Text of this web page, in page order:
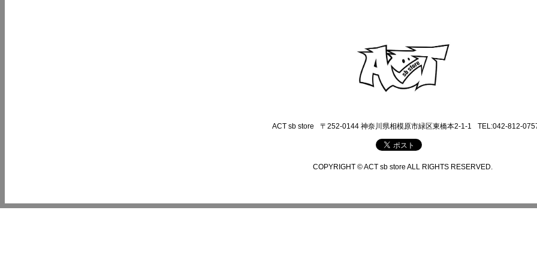
ACT sb store 〒252-0144 神奈川県相模原市緑区東橋本2-1-1 TEL:042-812-
COPYRIGHT © ACT sb store ALL RIGHTS RESERVED.